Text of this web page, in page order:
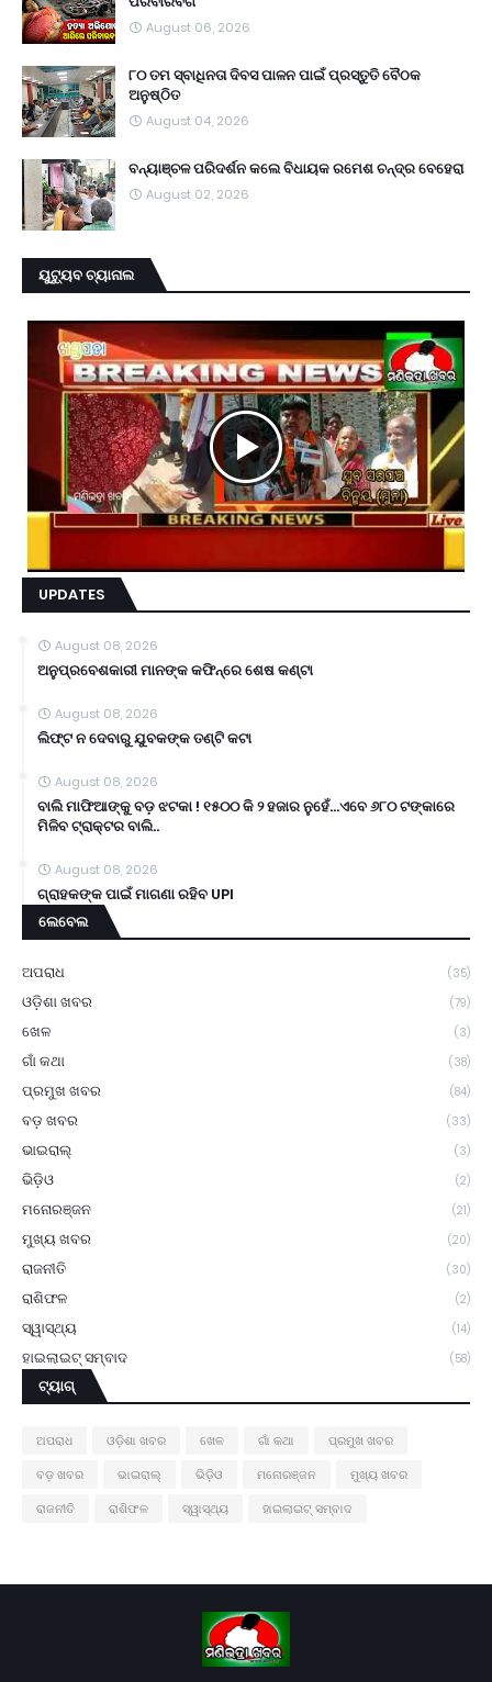
August 06, 2026
୮୦ ତମ ସ୍ବାଧିନତା ଦିବସ ପାଳନ ପାଇଁ ପ୍ରସ୍ତୁତି ବୈଠକ
ଅନୁଷ୍ଠିତ
August 04, 2026
ବନ୍ୟାଞ୍ଚଳ ପରିଦର୍ଶନ କଲେ ବିଧାୟକ ରମେଶ ଚନ୍ଦ୍ର ବେହେରା
August 02, 2026
ୟୁଟ୍ୟୁବ ଚ୍ୟାନାଲ
UPDATES
August 08, 2026
ଅନୁପ୍ରବେଶକାରୀ ମାନଙ୍କ କଫିନ୍‌ରେ ଶେଷ କଣ୍ଟା
August 08, 2026
ଲିଫ୍ଟ ନ ଦେବାରୁ ଯୁବକଙ୍କ ତଣ୍ଟି କଟା
August 08, 2026
ବାଲି ମାଫିଆଙ୍କୁ ବଡ଼ ଝଟକା ! ୧୫୦୦ କି ୨ ହଜାର ନୁହେଁ...ଏବେ ୬୮୦ ଟଙ୍କାରେ
ମିଳିବ ଟ୍ରାକ୍ଟର ବାଲି..
August 08, 2026
ଗ୍ରାହକଙ୍କ ପାଇଁ ମାଗଣା ରହିବ UPI
ଲେବେଲ
ଅପରାଧ (35)
ଓଡ଼ିଶା ଖବର (79)
ଖେଳ (3)
ଗାଁ କଥା (38)
ପ୍ରମୁଖ ଖବର (84)
ବଡ଼ ଖବର (33)
ଭାଇରାଲ୍ (3)
ଭିଡ଼ିଓ (2)
ମନୋରଞ୍ଜନ (21)
ମୁଖ୍ୟ ଖବର (20)
ରାଜନୀତି (30)
ରାଶିଫଳ (2)
ସ୍ୱାସ୍ଥ୍ୟ (14)
ହାଇଲାଇଟ୍ ସମ୍ବାଦ (58)
ଟ୍ୟାଗ୍
ଅପରାଧ ଓଡ଼ିଶା ଖବର ଖେଳ ଗାଁ କଥା
ପ୍ରମୁଖ ଖବର
ବଡ଼ ଖବର
ଭାଇରାଲ୍ ଭିଡ଼ିଓ ମନୋରଞ୍ଜନ
ମୁଖ୍ୟ ଖବର
ରାଜନୀତି
ରାଶିଫଳ ସ୍ୱାସ୍ଥ୍ୟ ହାଇଲାଇଟ୍ ସମ୍ବାଦ